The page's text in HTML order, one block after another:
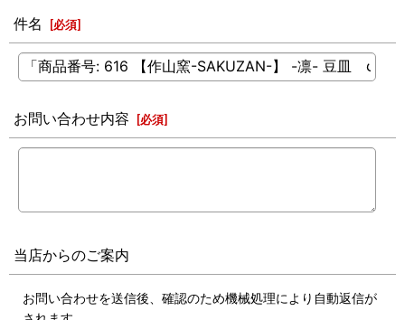
件名 [必須]
お問い合わせ内容 [必須]
当店からのご案内
お問い合わせを送信後、確認のため機械処理により自動返信が